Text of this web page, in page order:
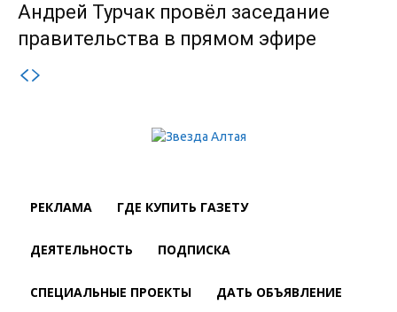
Андрей Турчак провёл заседание
правительства в прямом эфире
РЕКЛАМА ГДЕ КУПИТЬ ГАЗЕТУ
ДЕЯТЕЛЬНОСТЬ ПОДПИСКА
СПЕЦИАЛЬНЫЕ ПРОЕКТЫ ДАТЬ ОБЪЯВЛЕНИЕ